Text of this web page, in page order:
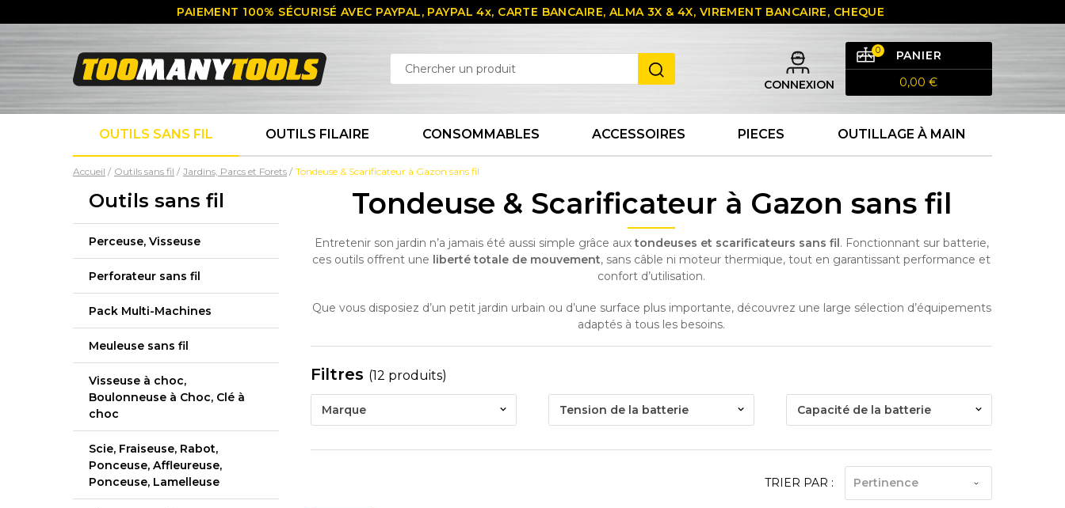
PAIEMENT 100% SÉCURISÉ AVEC PAYPAL, PAYPAL 4x, CARTE BANCAIRE, ALMA 3X & 4X, VIREMENT BANCAIRE, CHEQUE
CONNEXION
PANIER
0
0,00 €
OUTILS SANS FIL OUTILS FILAIRE CONSOMMABLES ACCESSOIRES PIECES OUTILLAGE À MAIN
Accueil Outils sans fil Jardins, Parcs et Forets Tondeuse & Scarificateur à Gazon sans fil
Outils sans fil
Perceuse, Visseuse
Perforateur sans fil
Pack Multi-Machines
Meuleuse sans fil
Visseuse à choc,
Boulonneuse à Choc, Clé à
choc
Scie, Fraiseuse, Rabot,
Ponceuse, Affleureuse,
Ponceuse, Lamelleuse
Tondeuse & Scarificateur à Gazon sans fil
Entretenir son jardin n’a jamais été aussi simple grâce auxtondeuses et scarificateurs sans fil. Fonctionnant sur batterie,
ces outils offrent une liberté totale de mouvement, sans câble ni moteur thermique, tout en garantissant performance et
confort d’utilisation.
Que vous disposiez d’un petit jardin urbain ou d’une surface plus importante, découvrez une large sélection d’équipements
adaptés à tous les besoins.
Filtres (12 produits)
Marque Tension de la batterie Capacité de la batterie
TRIER PAR : Pertinence